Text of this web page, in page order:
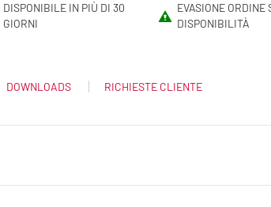
DISPONIBILE IN PIÙ DI 30
GIORNI
EVASIONE ORDINE
DISPONIBILITÀ
DOWNLOADS RICHIESTE CLIENTE